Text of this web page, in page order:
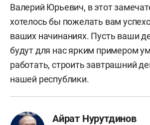
Валерий Юрьевич, в этот
хотелось бы пожелать вам
ваших начинаниях. Пусть ваши
будут для нас ярким примером
работать, строить завтрашний
нашей республики.
Айрат Нурутдинов